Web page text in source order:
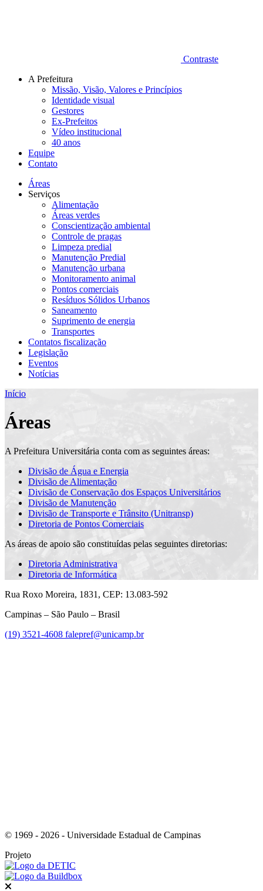
Contraste
A Prefeitura
Missão, Visão, Valores e Princípios
Identidade visual
Gestores
Ex-Prefeitos
Vídeo institucional
40 anos
Equipe
Contato
Áreas
Serviços
Alimentação
Áreas verdes
Conscientização ambiental
Controle de pragas
Limpeza predial
Manutenção Predial
Manutenção urbana
Monitoramento animal
Pontos comerciais
Resíduos Sólidos Urbanos
Saneamento
Suprimento de energia
Transportes
Contatos fiscalização
Legislação
Eventos
Notícias
Início
Áreas
A Prefeitura Universitária conta com as seguintes áreas:
Divisão de Água e Energia
Divisão de Alimentação
Divisão de Conservação dos Espaços Universitários
Divisão de Manutenção
Divisão de Transporte e Trânsito (Unitransp)
Diretoria de Pontos Comerciais
As áreas de apoio são constituídas pelas seguintes diretorias:
Diretoria Administrativa
Diretoria de Informática
Rua Roxo Moreira, 1831, CEP: 13.083-592
Campinas – São Paulo – Brasil
(19) 3521-4608 falepref@unicamp.br
© 1969 - 2026 - Universidade Estadual de Campinas
Projeto